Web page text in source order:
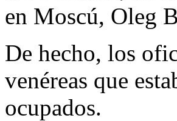
en Moscú, Oleg
De hecho, los
venéreas que
ocupados.